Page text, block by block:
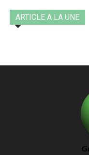
ARTICLE A LA UNE